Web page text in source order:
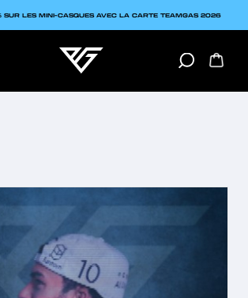
SUR LES MINI-CASQUES AVEC LA CARTE TEAMGAS 2026